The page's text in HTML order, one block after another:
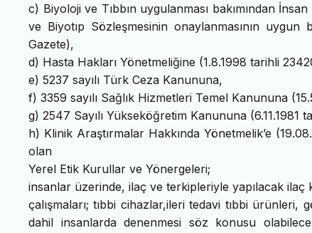
c) Biyoloji ve Tıbbın uygulanması bakımından
ve Biyotıp Sözleşmesinin onaylanmasının
Gazete),
d) Hasta Hakları Yönetmeliğine (1.8.1998 tarihli
e) 5237 sayılı Türk Ceza Kanununa,
f) 3359 sayılı Sağlık Hizmetleri Temel Kanununa
g) 2547 Sayılı Yükseköğretim Kanununa (6.11.1981
h) Klinik Araştırmalar Hakkında Yönetmelik’e
olan
Yerel Etik Kurullar ve Yönergeleri;
insanlar üzerinde, ilaç ve terkipleriyle yapılacak ilaç
çalışmaları; tıbbi cihazlar,ileri tedavi tıbbi
dahil insanlarda denenmesi söz konusu